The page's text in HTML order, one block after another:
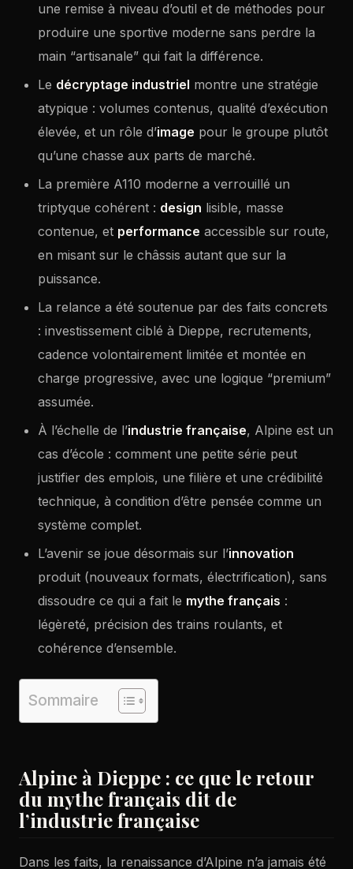
une remise à niveau d’outil et de méthodes pour
produire une sportive moderne sans perdre la
main “artisanale” qui fait la différence.
Le décryptage industriel montre une stratégie
atypique : volumes contenus, qualité d’exécution
élevée, et un rôle d’image pour le groupe plutôt
qu’une chasse aux parts de marché.
La première A110 moderne a verrouillé un
triptyque cohérent : design lisible, masse
contenue, et performance accessible sur route,
en misant sur le châssis autant que sur la
puissance.
La relance a été soutenue par des faits concrets
: investissement ciblé à Dieppe, recrutements,
cadence volontairement limitée et montée en
charge progressive, avec une logique “premium”
assumée.
À l’échelle de l’industrie française, Alpine est un
cas d’école : comment une petite série peut
justifier des emplois, une filière et une crédibilité
technique, à condition d’être pensée comme un
système complet.
L’avenir se joue désormais sur l’innovation
produit (nouveaux formats, électrification), sans
dissoudre ce qui a fait le mythe français :
légèreté, précision des trains roulants, et
cohérence d’ensemble.
Sommaire
Alpine à Dieppe : ce que le retour
du mythe français dit de
l’industrie française
Dans les faits, la renaissance d’Alpine n’a jamais été